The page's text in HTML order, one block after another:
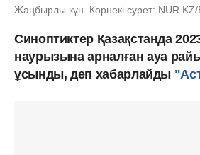
Жаңбырлы күн. Көрнекі сурет:
Синоптиктер Қазақстанда
наурызына арналған ауа
ұсынды, деп хабарлайды